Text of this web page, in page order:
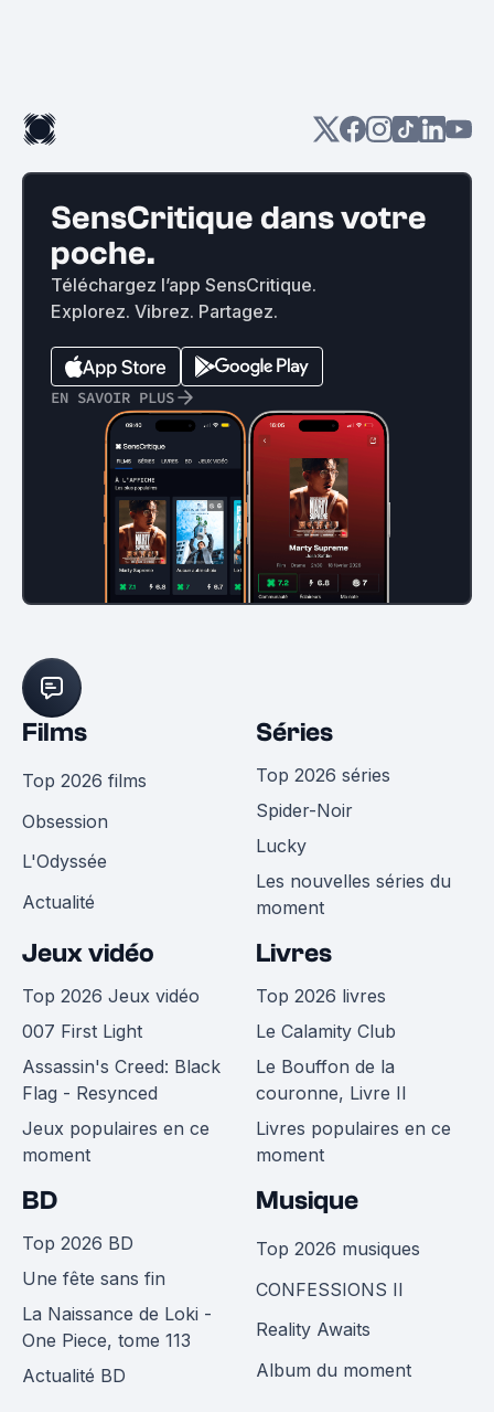
SensCritique dans votre
poche.
Téléchargez l’app SensCritique.
Explorez. Vibrez. Partagez.
EN SAVOIR PLUS
Films
Top 2026 films
Obsession
L'Odyssée
Actualité
Séries
Top 2026 séries
Spider-Noir
Lucky
Les nouvelles séries du
moment
Jeux vidéo
Top 2026 Jeux vidéo
007 First Light
Assassin's Creed: Black
Flag - Resynced
Jeux populaires en ce
moment
Livres
Top 2026 livres
Le Calamity Club
Le Bouffon de la
couronne, Livre II
Livres populaires en ce
moment
BD
Top 2026 BD
Une fête sans fin
La Naissance de Loki -
One Piece, tome 113
Actualité BD
Musique
Top 2026 musiques
CONFESSIONS II
Reality Awaits
Album du moment